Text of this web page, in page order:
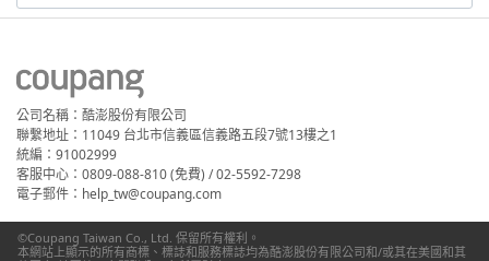
公司名稱：酷澎股份有限公司
聯繫地址：11049 台北市信義區信義路五段7號13樓之1
統編：91002999
客服中心：0809-088-810 (免費) / 02-5592-7298
電子郵件：help_tw@coupang.com
©Coupang Taiwan Co., Ltd. 保留所有權利。
本網站上顯示的所有商標、標誌和服務標誌均為酷澎股份有限公司和/或其在美國和其